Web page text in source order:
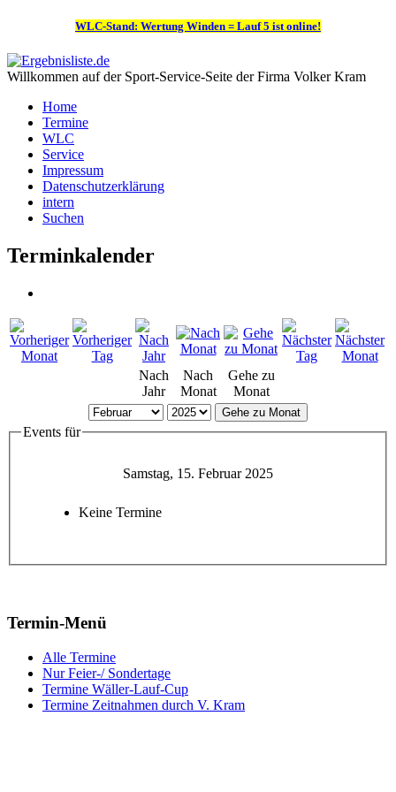
WLC-Stand: Wertung Winden = Lauf 5 ist online!
Willkommen auf der Sport-Service-Seite der Firma Volker Kram
Home
Termine
WLC
Service
Impressum
Datenschutzerklärung
intern
Suchen
Terminkalender
Nach
Jahr
Nach
Monat
Gehe zu
Monat
Gehe zu Monat
Events für
Samstag, 15. Februar 2025
Keine Termine
Termin-Menü
Alle Termine
Nur Feier-/ Sondertage
Termine Wäller-Lauf-Cup
Termine Zeitnahmen durch V. Kram